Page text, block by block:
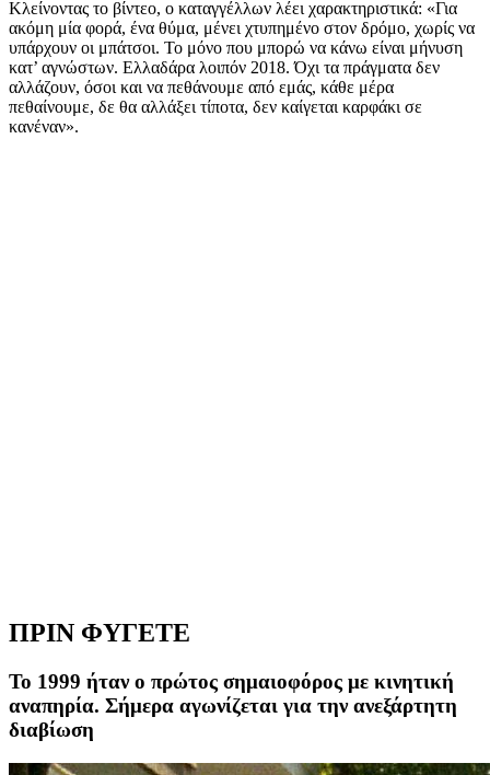
Κλείνοντας το βίντεο, ο καταγγέλλων λέει χαρακτηριστικά: «Για
ακόμη μία φορά, ένα θύμα, μένει χτυπημένο στον δρόμο, χωρίς να
υπάρχουν οι μπάτσοι. Το μόνο που μπορώ να κάνω είναι μήνυση
κατ’ αγνώστων. Ελλαδάρα λοιπόν 2018. Όχι τα πράγματα δεν
αλλάζουν, όσοι και να πεθάνουμε από εμάς, κάθε μέρα
πεθαίνουμε, δε θα αλλάξει τίποτα, δεν καίγεται καρφάκι σε
κανέναν».
ΠΡΙΝ ΦΥΓΕΤΕ
Το 1999 ήταν ο πρώτος σημαιοφόρος με κινητική
αναπηρία. Σήμερα αγωνίζεται για την ανεξάρτητη
διαβίωση